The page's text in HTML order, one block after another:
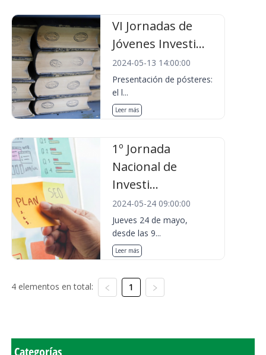
VI Jornadas de
Jóvenes Investi...
2024-05-13 14:00:00
Presentación de pósteres:
el l...
Leer más
1º Jornada
Nacional de
Investi...
2024-05-24 09:00:00
Jueves 24 de mayo,
desde las 9...
Leer más
4 elementos en total: 1
Categorías